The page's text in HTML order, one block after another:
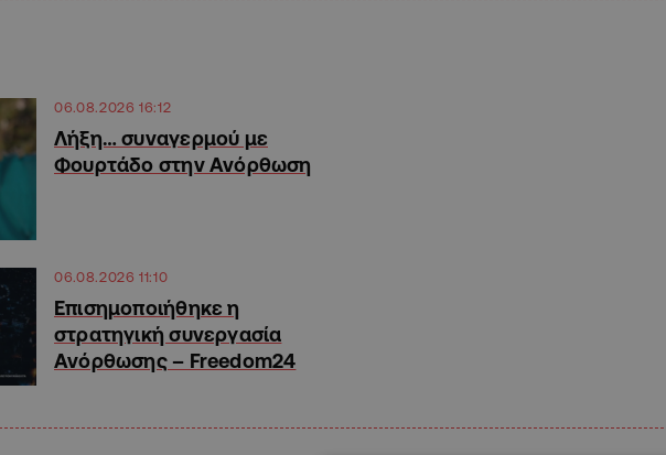
06.08.2026 16:12
Λήξη… συναγερμού με
Φουρτάδο στην Ανόρθωση
06.08.2026 11:10
Επισημοποιήθηκε η
στρατηγική συνεργασία
Ανόρθωσης – Freedom24